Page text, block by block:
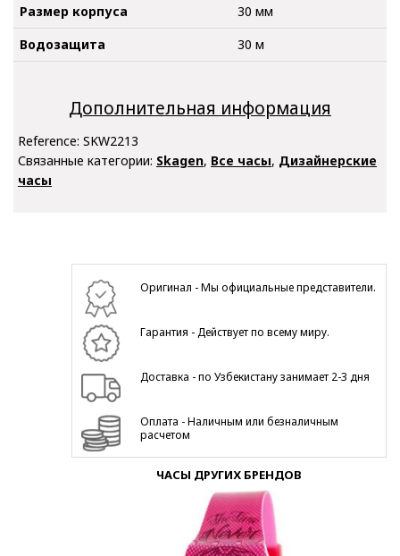
Размер корпуса
30 мм
Водозащита
30 м
Дополнительная информация
Reference: SKW2213
Связанные категории: Skagen, Все часы, Дизайнерские
часы
Оригинал - Мы официальные представители.
Гарантия - Действует по всему миру.
Доставка - по Узбекистану занимает 2-3 дня
Оплата - Наличным или безналичным
расчетом
ЧАСЫ ДРУГИХ БРЕНДОВ